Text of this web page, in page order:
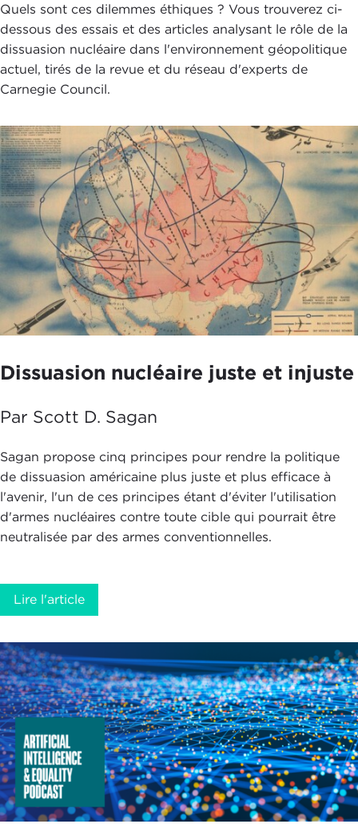
Quels sont ces dilemmes éthiques ? Vous trouverez ci-
dessous des essais et des articles analysant le rôle de la
dissuasion nucléaire dans l'environnement géopolitique
actuel, tirés de la revue et du réseau d'experts de
Carnegie Council.
Dissuasion nucléaire juste et injuste
Par Scott D. Sagan
Sagan propose cinq principes pour rendre la politique
de dissuasion américaine plus juste et plus efficace à
l'avenir, l'un de ces principes étant d'éviter l'utilisation
d'armes nucléaires contre toute cible qui pourrait être
neutralisée par des armes conventionnelles.
Lire l'article